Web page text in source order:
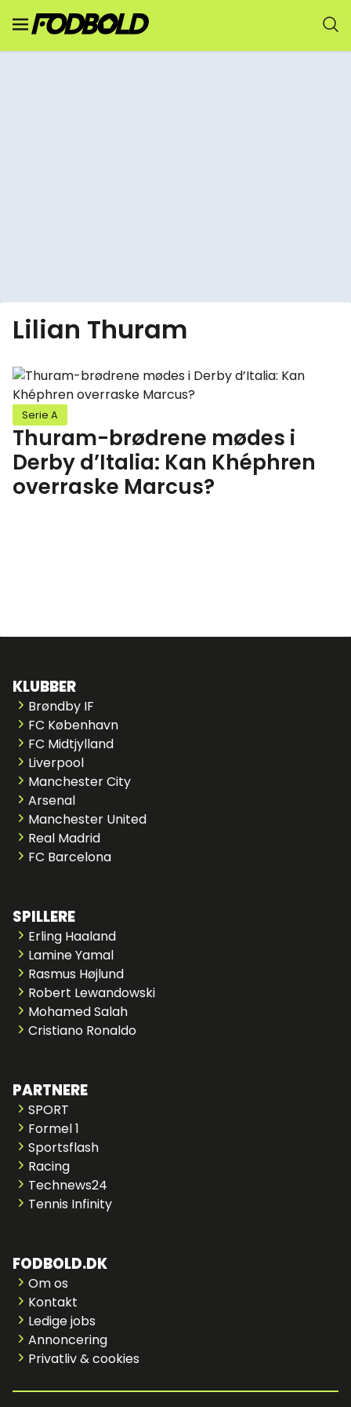
Lilian Thuram
Serie A
Thuram-brødrene mødes i
Derby d’Italia: Kan Khéphren
overraske Marcus?
KLUBBER
Brøndby IF
FC København
FC Midtjylland
Liverpool
Manchester City
Arsenal
Manchester United
Real Madrid
FC Barcelona
SPILLERE
Erling Haaland
Lamine Yamal
Rasmus Højlund
Robert Lewandowski
Mohamed Salah
Cristiano Ronaldo
PARTNERE
SPORT
Formel 1
Sportsflash
Racing
Technews24
Tennis Infinity
FODBOLD.DK
Om os
Kontakt
Ledige jobs
Annoncering
Privatliv & cookies